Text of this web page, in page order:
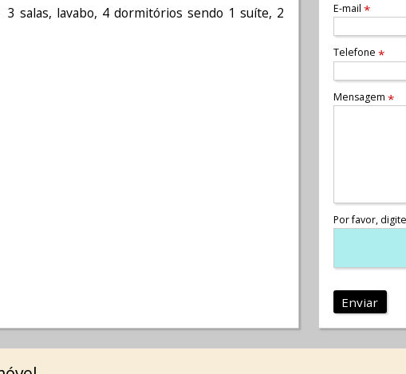
3 salas, lavabo, 4 dormitórios sendo 1 suíte, 2
E-mail *
Telefone *
Mensagem *
Por favor,
Enviar